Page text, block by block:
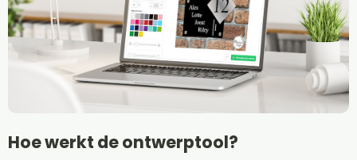
Hoe werkt de ontwerptool?